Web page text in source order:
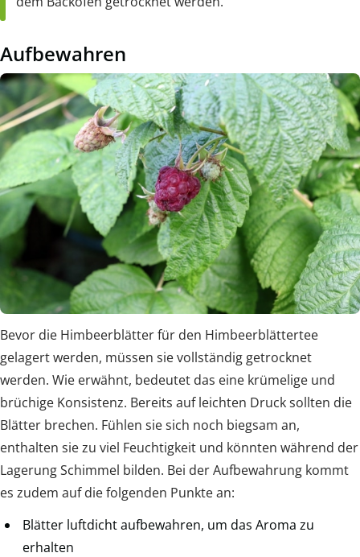
Aufbewahren
Bevor die Himbeerblätter für den Himbeerblättertee
gelagert werden, müssen sie vollständig getrocknet
werden. Wie erwähnt, bedeutet das eine krümelige und
brüchige Konsistenz. Bereits auf leichten Druck sollten die
Blätter brechen. Fühlen sie sich noch biegsam an,
enthalten sie zu viel Feuchtigkeit und könnten während der
Lagerung Schimmel bilden. Bei der Aufbewahrung kommt
es zudem auf die folgenden Punkte an:
Blätter luftdicht aufbewahren, um das Aroma zu
erhalten